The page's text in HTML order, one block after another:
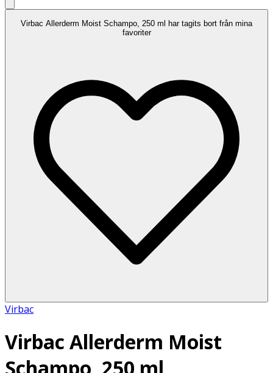
Virbac Allerderm Moist Schampo, 250 ml har tagits bort från mina
favoriter
Virbac
Virbac Allerderm Moist